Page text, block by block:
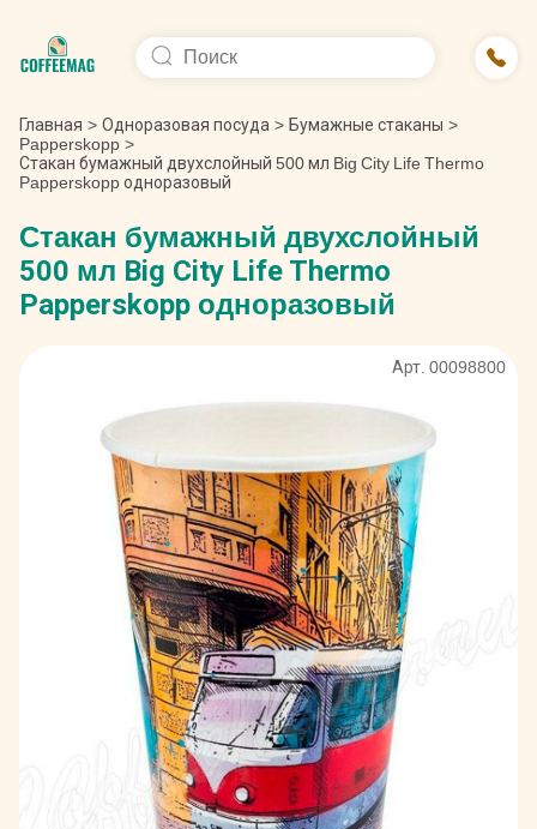
Главная > Одноразовая посуда > Бумажные стаканы >
Papperskopp >
Стакан бумажный двухслойный 500 мл Big City Life Thermo
Papperskopp одноразовый
Стакан бумажный двухслойный
500 мл Big City Life Thermo
Papperskopp одноразовый
Арт. 00098800